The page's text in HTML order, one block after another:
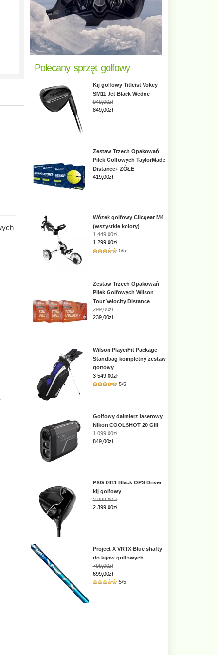
Polecany sprzęt golfowy
Kij golfowy Titleist Vokey
SM11 Jet Black Wedge
949,00zł
849,00zł
Zestaw Trzech Opakowań
Piłek Golfowych TaylorMade
Distance+ ZÓŁE
419,00zł
Wózek golfowy Clicgear M4
(wszystkie kolory)
1 449,00zł
1 299,00zł
5/5
Zestaw Trzech Opakowań
Piłek Golfowych Wilson
Tour Velocity Distance
299,00zł
239,00zł
Wilson PlayerFit Package
Standbag kompletny zestaw
golfowy
3 549,00zł
5/5
Golfowy dalmierz laserowy
Nikon COOLSHOT 20 GIII
1 099,00zł
849,00zł
PXG 0311 Black OPS Driver
kij golfowy
2 999,00zł
2 399,00zł
Project X VRTX Blue shafty
do kijów golfowych
799,00zł
699,00zł
5/5